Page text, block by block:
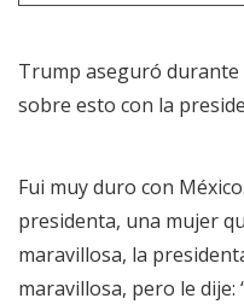
Trump aseguró
sobre esto con la
Fui muy duro con
presidenta, una mujer
maravillosa, la
maravillosa, pero le dije: